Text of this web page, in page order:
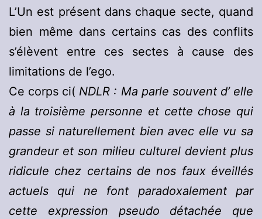
L’Un est présent dans chaque secte, quand
bien même dans certains cas des conflits
s’élèvent entre ces sectes à cause des
limitations de l’ego.
Ce corps ci( NDLR : Ma parle souvent d’ elle
à la troisième personne et cette chose qui
passe si naturellement bien avec elle vu sa
grandeur et son milieu culturel devient plus
ridicule chez certains de nos faux éveillés
actuels qui ne font paradoxalement par
cette expression pseudo détachée que